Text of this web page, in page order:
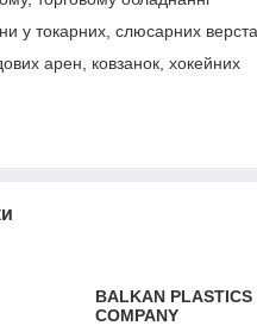
у токарних, слюсарних
арен, ковзанок, хокейних
BALKAN PLASTICS
COMPANY